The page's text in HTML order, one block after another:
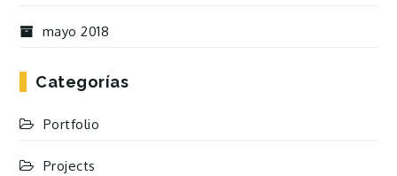
mayo 2018
Categorías
Portfolio
Projects